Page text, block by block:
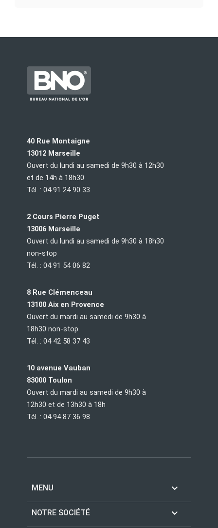
40 Rue Montaigne
13012 Marseille
Ouvert du lundi au samedi de 9h30 à 12h30
et de 14h à 18h30
Tél. : 04 91 24 90 33
2 Cours Pierre Puget
13006 Marseille
Ouvert du lundi au samedi de 9h30 à 18h30
non-stop
Tél. : 04 91 54 06 82
8 Rue Clémenceau
13100 Aix en Provence
Ouvert du mardi au samedi de 9h30 à
18h30 non-stop
Tél. : 04 42 58 37 43
10 avenue Vauban
83000 Toulon
Ouvert du mardi au samedi de 9h30 à
12h30 et de 13h30 à 18h
Tél. : 04 94 87 36 98
MENU 
NOTRE SOCIÉTÉ 